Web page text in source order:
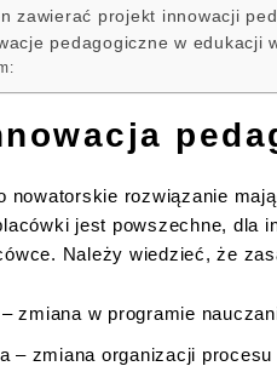
zawierać projekt innowacji
pedagogiczne w edukacji
nowatorskie rozwiązanie
jest powszechne, dla
Należy wiedzieć, że
zmiana w programie
– zmiana organizacji procesu